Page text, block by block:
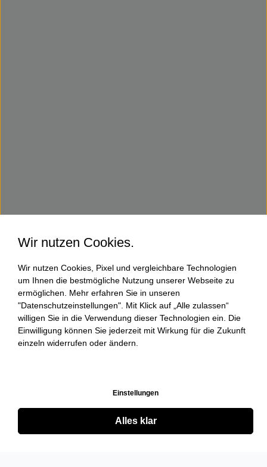
Wir nutzen Cookies.
Wir nutzen Cookies, Pixel und vergleichbare Technologien
um Ihnen die bestmögliche Nutzung unserer Webseite zu
ermöglichen. Mehr erfahren Sie in unseren
"Datenschutzeinstellungen". Mit Klick auf „Alle zulassen“
willigen Sie in die Verwendung dieser Technologien ein. Die
Einwilligung können Sie jederzeit mit Wirkung für die Zukunft
einzeln widerrufen oder ändern.
Einstellungen
Alles klar